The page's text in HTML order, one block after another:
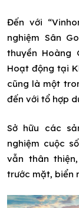
Đến với
nghiệm Sân
thuyền Hoàng
Hoạt động tại
cũng là một
đến với tổ hợp
Sở hữu các
nghiệm cuộc
vẫn thân
trước mặt, biển